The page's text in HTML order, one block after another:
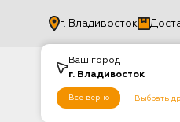
Ваш город
г. Владивосток
Все верно Выбрать
г. Владивосток